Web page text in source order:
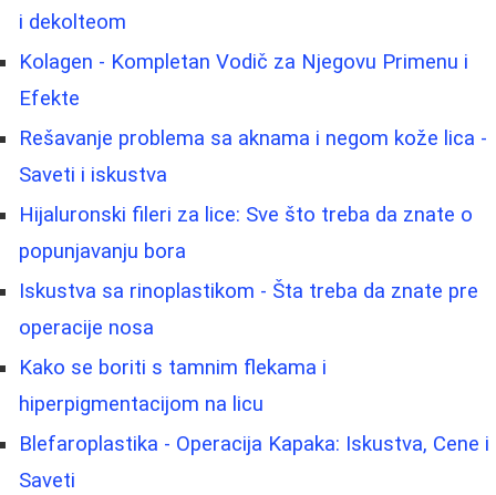
i dekolteom
Kolagen - Kompletan Vodič za Njegovu Primenu i
Efekte
Rešavanje problema sa aknama i negom kože lica -
Saveti i iskustva
Hijaluronski fileri za lice: Sve što treba da znate o
popunjavanju bora
Iskustva sa rinoplastikom - Šta treba da znate pre
operacije nosa
Kako se boriti s tamnim flekama i
hiperpigmentacijom na licu
Blefaroplastika - Operacija Kapaka: Iskustva, Cene i
Saveti